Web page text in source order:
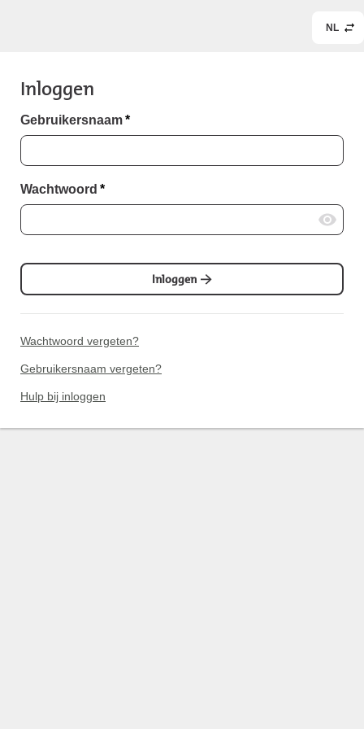
NL
Inloggen
Gebruikersnaam*
Wachtwoord *
Inloggen
Wachtwoord vergeten?
Gebruikersnaam vergeten?
Hulp bij inloggen